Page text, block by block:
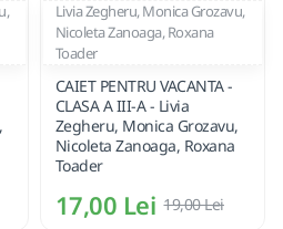
Livia Zegheru, Monica Grozavu,
Nicoleta Zanoaga, Roxana
Toader
CAIET PENTRU VACANTA -
CLASA A III-A - Livia
Zegheru, Monica Grozavu,
Nicoleta Zanoaga, Roxana
Toader
17,00 Lei 19,00 Lei